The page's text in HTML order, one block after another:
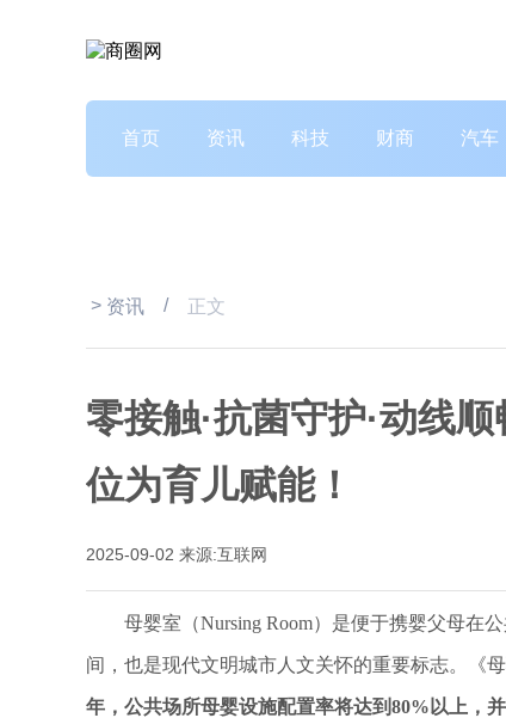
首页 资讯 科技 财商 汽车
> 资讯 / 正文
零接触·抗菌守护·动线
位为育儿赋能！
2025-09-02 来源:互联网
母婴室（Nursing Room）是便于携婴父母在
间，也是现代文明城市人文关怀的重要标志。《
年，公共场所母婴设施配置率将达到80%以上，